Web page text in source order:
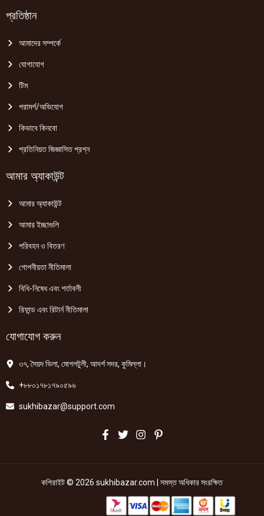
প্রতিষ্ঠান
আমাদের সম্পর্কে
যোগাযোগ
টিম
পরামর্শ/অভিযোগ
কিভাবে কিনবো
প্রতিনিয়ত জিজ্ঞাসিত প্রশ্ন
আমার অ্যাকাউন্ট
আমার অ্যাকাউন্ট
আমার ইচ্ছাগুলি
পরিবহন ও বিতরণ
গোপনীয়তা নীতিমালা
বিধি-নিষেধ এবং শর্তাবলী
রিফান্ড এবং রিটার্ন নীতিমালা
যোগাযোগ করুন
৩৭, সৈয়দ ভিলা, মোগলটুলী, আদর্শ সদর, কুমিল্লা।
+৮৮০১৭৮১৭৯০৫৯৬
sukhibazar@support.com
কপিরাইট © 2026 sukhibazar.com | সমস্ত অধিকার সংরক্ষিত